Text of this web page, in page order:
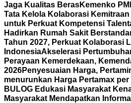
Jaga Kualitas BerasKemenko
Tata Kelola Kolaborasi
untuk Perkuat Kompetensi
Hadirkan Rumah Sakit
Tahun 2027, Perkuat Kolaborasi
IndonesiaAkselerasi
Perayaan Kemerdekaan,
2026Penyesuaian Harga,
menurunkan Harga Pertamax
BULOG Edukasi Masyarakat
Masyarakat Mendapatkan